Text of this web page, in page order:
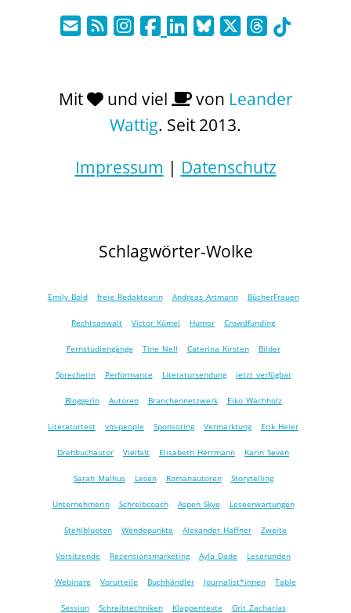
Mit und viel von Leander
Wattig. Seit 2013.
Impressum | Datenschutz
Schlagwörter-Wolke
Emily Bold freie Redakteurin Andreas Artmann BücherFrauen
Rechtsanwalt Victor Kümel Humor Crowdfunding
Fernstudiengänge Tine Nell Caterina Kirsten Bilder
Sprecherin Performance Literatursendung jetzt verfügbar
Bloggerin Autoren Branchennetzwerk Eiko Wachholz
Literaturtest vm-people Sponsoring Vermarktung Erik Heier
Drehbuchautor Vielfalt Elisabeth Herrmann Karin Seven
Sarah Malhus Lesen Romanautoren Storytelling
Unternehmerin Schreibcoach Aspen Skye Leseerwartungen
Stehlblueten Wendepunkte Alexander Haffner Zweite
Vorsitzende Rezensionsmarketing Ayla Dade Leserunden
Webinare Vorurteile Buchhändler Journalist*innen Table
Session Schreibtechniken Klappentexte Grit Zacharias